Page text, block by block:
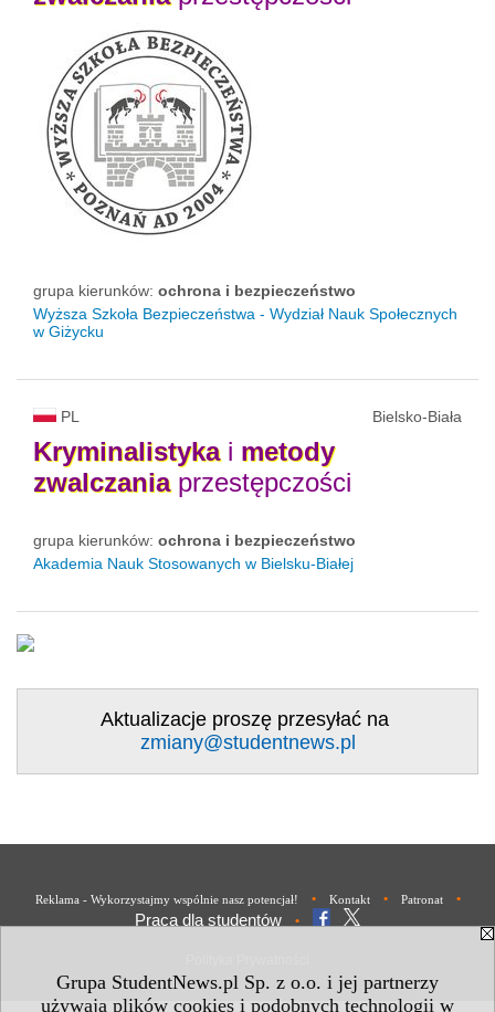
Grupa StudentNews.pl Sp. z o.o. i jej partnerzy
używają plików cookies i podobnych technologii w
grupa kierunków: ochrona i bezpieczeństwo
Wyższa Szkoła Bezpieczeństwa - Wydział Nauk Społecznych
w Giżycku
PL Bielsko-Biała
Kryminalistykai metody
zwalczaniaprzestępczości
grupa kierunków: ochrona i bezpieczeństwo
Akademia Nauk Stosowanych w Bielsku-Białej
Aktualizacje proszę przesyłać na
zmiany@studentnews.pl
Reklama - Wykorzystajmy wspólnie nasz potencjał! • Kontakt • Patronat •
Praca dla studentów •